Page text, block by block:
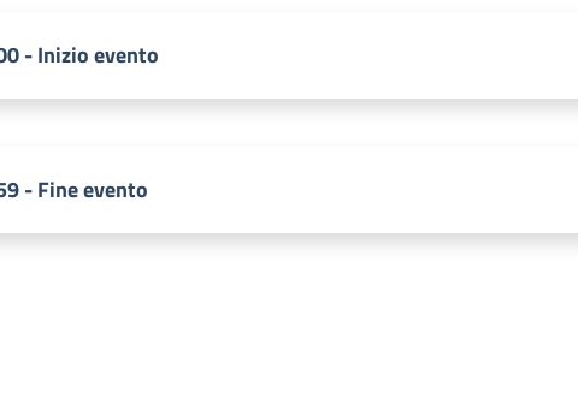
- Inizio evento
- Fine evento